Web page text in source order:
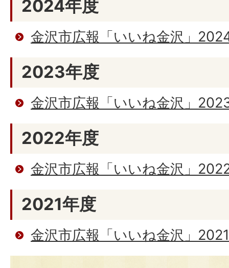
2024年度
金沢市広報「いいね金沢」
2023年度
金沢市広報「いいね金沢」
2022年度
金沢市広報「いいね金沢」
2021年度
金沢市広報「いいね金沢」